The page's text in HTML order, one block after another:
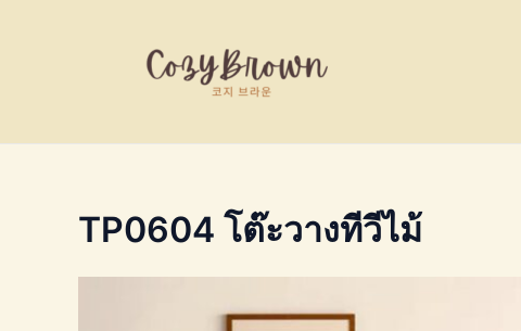
TP0604 โต๊ะวางทีวีไม้